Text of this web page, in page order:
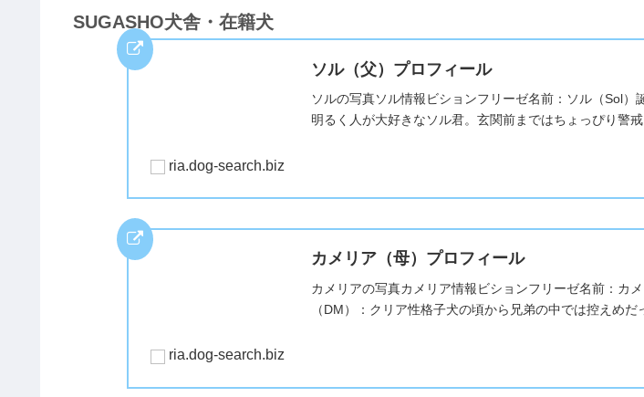
SUGASHO犬舎・在籍犬
ソル（父）プロフィール
ソルの写真ソル情報ビションフリーゼ名前：ソル（Sol
明るく人が大好きなソル君。玄関前まではちょっぴり警
ria.dog-search.biz
カメリア（母）プロフィール
カメリアの写真カメリア情報ビションフリーゼ名前：カ
（DM）：クリア性格子犬の頃から兄弟の中では控えめ
ria.dog-search.biz